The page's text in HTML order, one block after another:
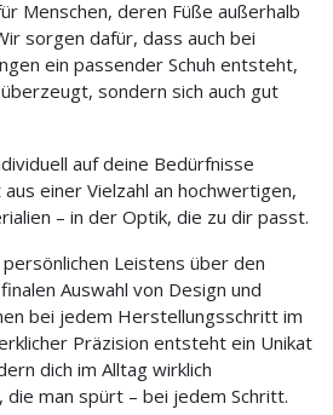
Menschen, deren Füße außerhalb
sorgen dafür, dass auch bei
ein passender Schuh entsteht,
sondern sich auch gut
auf deine Bedürfnisse
einer Vielzahl an hochwertigen,
– in der Optik, die zu dir passt.
Leistens über den
Auswahl von Design und
bei jedem Herstellungsschritt im
Präzision entsteht ein Unikat
dich im Alltag wirklich
man spürt – bei jedem Schritt.